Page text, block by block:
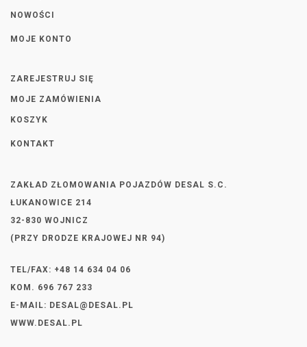
NOWOŚCI
MOJE KONTO
ZAREJESTRUJ SIĘ
MOJE ZAMÓWIENIA
KOSZYK
KONTAKT
ZAKŁAD ZŁOMOWANIA POJAZDÓW DESAL S.C.
ŁUKANOWICE 214
32-830 WOJNICZ
(PRZY DRODZE KRAJOWEJ NR 94)
TEL/FAX: +48 14 634 04 06
KOM. 696 767 233
E-MAIL: DESAL@DESAL.PL
WWW.DESAL.PL